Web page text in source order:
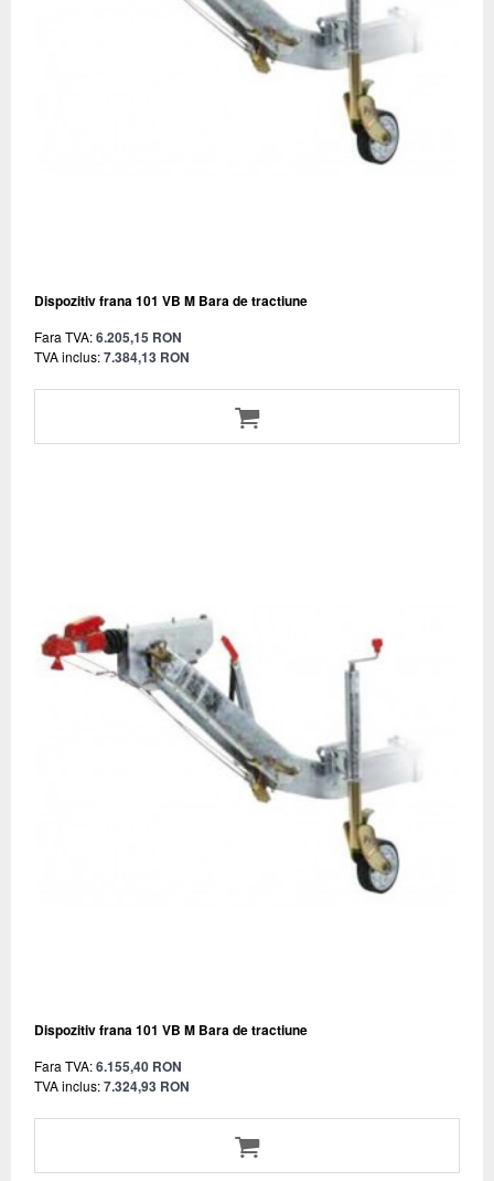
Dispozitiv frana 101 VB M Bara de tractiune
Fara TVA:6.205,15 RON
TVA inclus:7.384,13 RON
Dispozitiv frana 101 VB M Bara de tractiune
Fara TVA:6.155,40 RON
TVA inclus:7.324,93 RON